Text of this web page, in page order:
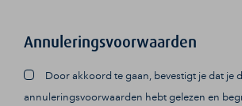
Annuleringsvoorwaarden
Door akkoord te gaan, bevestigt je dat je
annuleringsvoorwaarden hebt gelezen en